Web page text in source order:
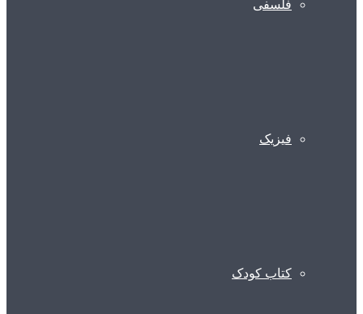
فلسفی
فیزیک
کتاب کودک